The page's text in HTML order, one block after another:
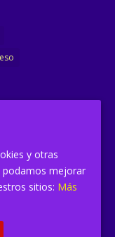
y otras
podamos mejorar
sitios: Más